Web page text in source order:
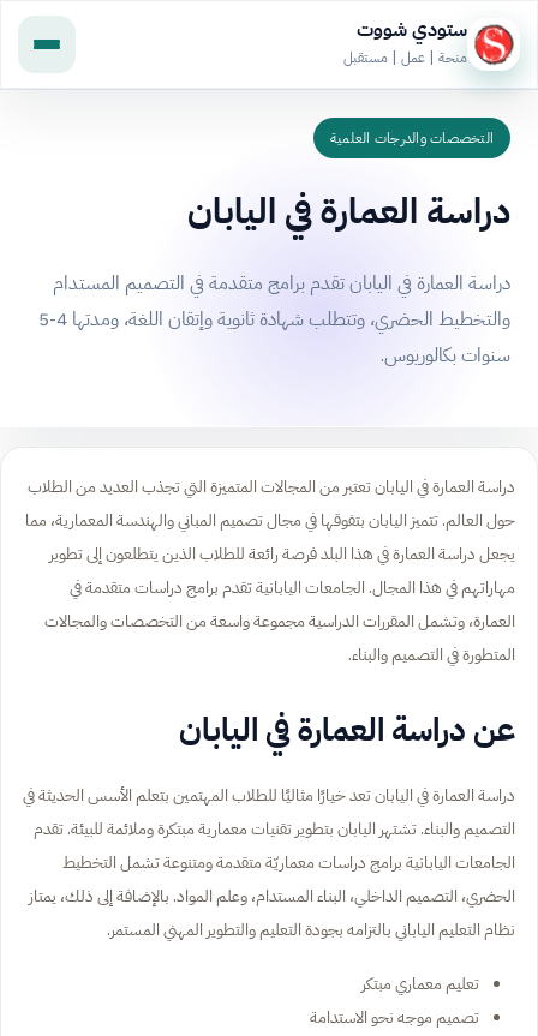
ستودي شووت
منحة | عمل | مستقبل
التخصصات والدرجات العلمية
دراسة العمارة في اليابان
دراسة العمارة في اليابان تقدم برامج متقدمة في التصميم المستدام
والتخطيط الحضري، وتتطلب شهادة ثانوية وإتقان اللغة، ومدتها 4-5
سنوات بكالوريوس.
دراسة العمارة في اليابان تعتبر من المجالات المتميزة التي تجذب العديد من الطلاب
حول العالم. تتميز اليابان بتفوقها في مجال تصميم المباني والهندسة المعمارية، مما
يجعل دراسة العمارة في هذا البلد فرصة رائعة للطلاب الذين يتطلعون إلى تطوير
مهاراتهم في هذا المجال. الجامعات اليابانية تقدم برامج دراسات متقدمة في
العمارة، وتشمل المقررات الدراسية مجموعة واسعة من التخصصات والمجالات
المتطورة في التصميم والبناء.
عن دراسة العمارة في اليابان
دراسة العمارة في اليابان تعد خيارًا مثاليًا للطلاب المهتمين بتعلم الأسس الحديثة في
التصميم والبناء. تشتهر اليابان بتطوير تقنيات معمارية مبتكرة وملائمة للبيئة. تقدم
الجامعات اليابانية برامج دراسات معماريّة متقدمة ومتنوعة تشمل التخطيط
الحضري، التصميم الداخلي، البناء المستدام، وعلم المواد. بالإضافة إلى ذلك، يمتاز
نظام التعليم الياباني بالتزامه بجودة التعليم والتطوير المهني المستمر.
تعليم معماري مبتكر
تصميم موجه نحو الاستدامة